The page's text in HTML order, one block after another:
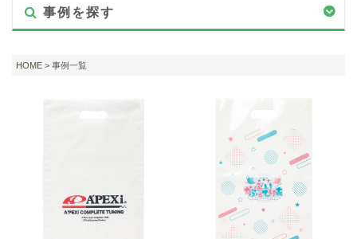
事例を探す
HOME > 事例一覧